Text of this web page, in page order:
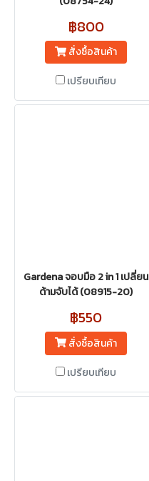
฿800
สั่งซื้อสินค้า
เปรียบเทียบ
Gardena จอบมือ 2 in 1 เปลี่ยน
ด้ามจับได้ (08915-20)
฿550
สั่งซื้อสินค้า
เปรียบเทียบ